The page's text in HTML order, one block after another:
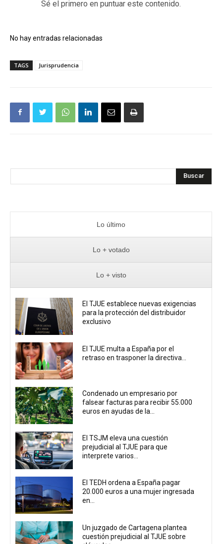
Sé el primero en puntuar este contenido.
No hay entradas relacionadas
TAGS Jurisprudencia
Buscar
Lo último
Lo + votado
Lo + visto
El TJUE establece nuevas exigencias
para la protección del distribuidor
exclusivo
El TJUE multa a España por el
retraso en trasponer la directiva...
Condenado un empresario por
falsear facturas para recibir 55.000
euros en ayudas de la...
El TSJM eleva una cuestión
prejudicial al TJUE para que
interprete varios...
El TEDH ordena a España pagar
20.000 euros a una mujer ingresada
en...
Un juzgado de Cartagena plantea
cuestión prejudicial al TJUE sobre